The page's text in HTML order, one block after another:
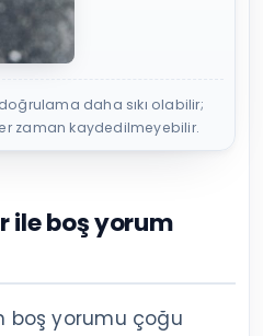
daha sıkı olabilir;
zaman kaydedilmeyebilir.
ile boş yorum
yorumu çoğu